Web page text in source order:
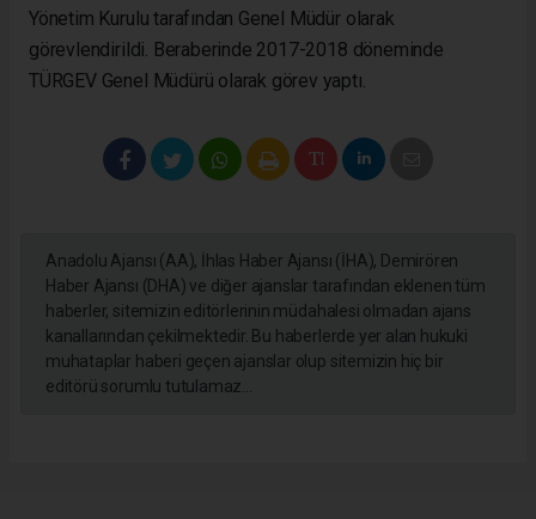
Yönetim Kurulu tarafından Genel Müdür olarak
görevlendirildi. Beraberinde 2017-2018 döneminde
TÜRGEV Genel Müdürü olarak görev yaptı.
Anadolu Ajansı (AA), İhlas Haber Ajansı (İHA), Demirören
Haber Ajansı (DHA) ve diğer ajanslar tarafından eklenen tüm
haberler, sitemizin editörlerinin müdahalesi olmadan ajans
kanallarından çekilmektedir. Bu haberlerde yer alan hukuki
muhataplar haberi geçen ajanslar olup sitemizin hiç bir
editörü sorumlu tutulamaz...